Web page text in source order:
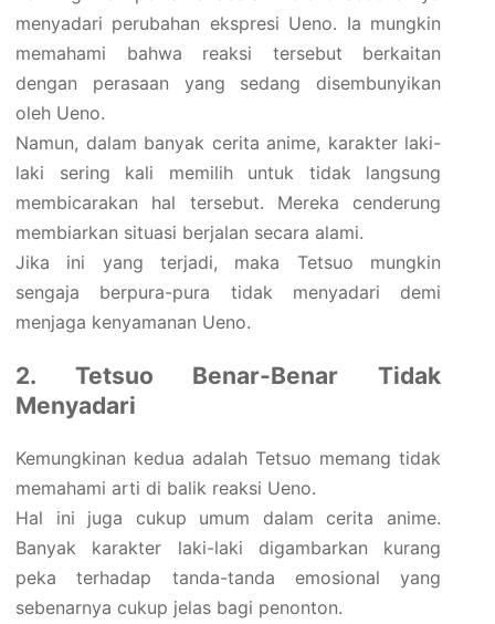
menyadari perubahan ekspresi Ueno. Ia mungkin
memahami bahwa reaksi tersebut berkaitan
dengan perasaan yang sedang disembunyikan
oleh Ueno.
Namun, dalam banyak cerita anime, karakter laki-
laki sering kali memilih untuk tidak langsung
membicarakan hal tersebut. Mereka cenderung
membiarkan situasi berjalan secara alami.
Jika ini yang terjadi, maka Tetsuo mungkin
sengaja berpura-pura tidak menyadari demi
menjaga kenyamanan Ueno.
2. Tetsuo Benar-Benar Tidak
Menyadari
Kemungkinan kedua adalah Tetsuo memang tidak
memahami arti di balik reaksi Ueno.
Hal ini juga cukup umum dalam cerita anime.
Banyak karakter laki-laki digambarkan kurang
peka terhadap tanda-tanda emosional yang
sebenarnya cukup jelas bagi penonton.